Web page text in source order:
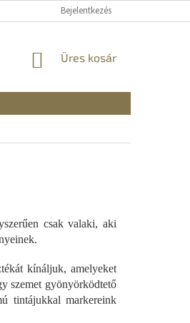
REKLAMÁCIÓK ÉS
Bejelentkezés
KOSÁR
Üres kosár
csak valaki, aki
kínáljuk, amelyeket
szemet gyönyörködtető
tintájukkal markereink